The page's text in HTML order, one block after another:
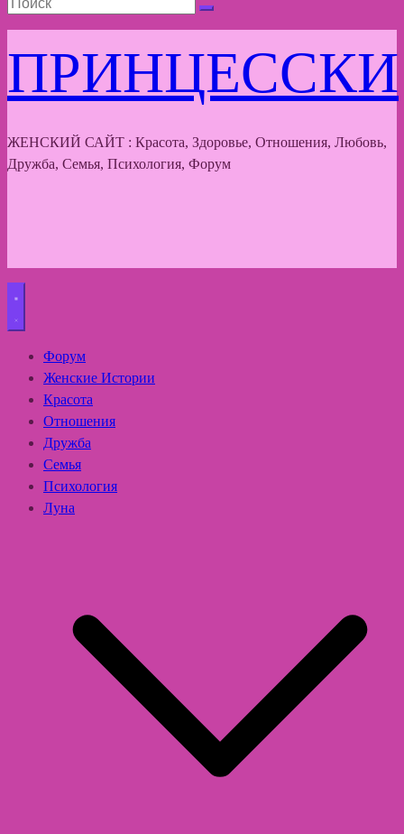
ПРИНЦЕССКИ
ЖЕНСКИЙ САЙТ : Красота, Здоровье, Отношения, Любовь,
Дружба, Семья, Психология, Форум
Форум
Женские Истории
Красота
Отношения
Дружба
Семья
Психология
Луна